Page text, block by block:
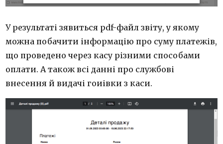
У результаті зявиться pdf-файл звіту, у якому
можна побачити інформацію про суму платежів,
що проведено через касу різними способами
оплати. А також всі данні про службові
внесення й видачі гоиівки з каси.